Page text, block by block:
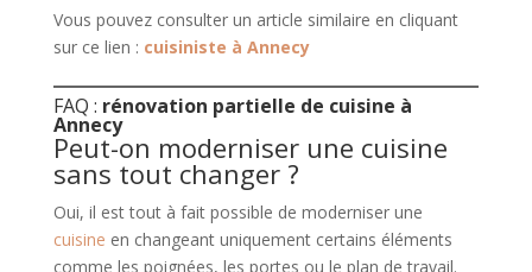
Vous pouvez consulter un article similaire en cliquant
sur ce lien : cuisiniste à Annecy
FAQ : rénovation partielle de cuisine à
Annecy
Peut-on moderniser une cuisine
sans tout changer ?
Oui, il est tout à fait possible de moderniser une
cuisine en changeant uniquement certains éléments
comme les poignées, les portes ou le plan de travail.